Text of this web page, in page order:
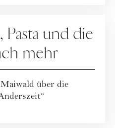
Pasta und die
mehr
über die